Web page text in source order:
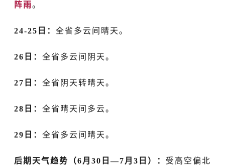
阵雨。
24-25日： 全省多云间晴天。
26日： 全省多云间阴天。
27日 ： 全省阴天转晴天。
28日： 全省晴天间多云。
29日： 全省多云间晴天。
后期天气趋势（6月 30 日—7月 3 日）： 受高空偏北